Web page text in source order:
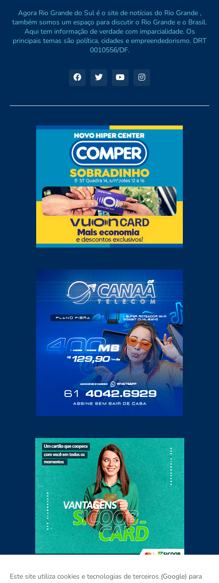
Agora Rio Grande do Sul é o site de notícias do Rio Grande ,
também somos um espaço para discutir o Rio Grande e o Brasil.
Aqui tem informação de verdade com imparcialidade. Os
principais temas são política, cidades e empreendedorismo. DRT
0010556/DF.
Este site utiliza cookies e tecnologias de terceiros (Google) para